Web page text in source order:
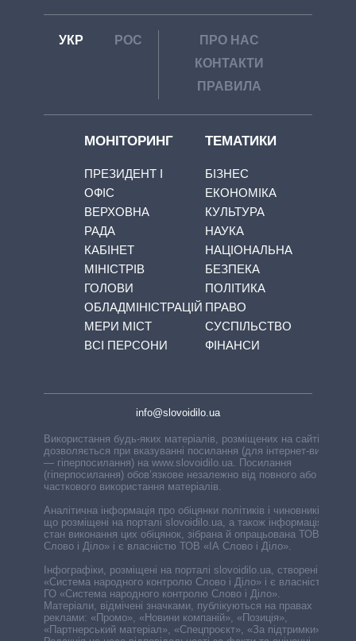
УКР РОС
ПРО НАС
КОНТАКТИ
ПРАВИЛА
МОНІТОРИНГ
ПРЕЗИДЕНТ І
ОФІС
ВЕРХОВНА
РАДА
КАБІНЕТ
МІНІСТРІВ
ГОЛОВИ
ОБЛАДМІНІСТРАЦІЙ
МЕРИ МІСТ
ВСІ ПЕРСОНИ
ТЕМАТИКИ
БІЗНЕС
ЕКОНОМІКА
КУЛЬТУРА
НАУКА
НАЦІОНАЛЬНА
БЕЗПЕКА
ПОЛІТИКА
ПРАВО
СУСПІЛЬСТВО
ФІНАНСИ
info@slovoidilo.ua
Використання будь-яких матеріалів, розміщених на сайті,
дозволяється при вказуванні посилання (для інтернет-видань
— гіперпосилання) на www.slovoidilo.ua. Посилання
(гіперпосилання) обов’язкове незалежно від повного або
часткового використання матеріалів.
Аналітична інформація про обіцянки політиків і чиновників,
що розміщені на порталі slovoidilo.ua, а також інформація про
стан виконання цих обіцянок, зібрана й опрацьована ТОВ «ІА
Слово і Діло» і є власністю ТОВ «ІА Слово і Діло».
Інфографіки, розміщені на порталі slovoidilo.ua, створені ГО
«Система народного контролю Слово і Діло» і є власністю
ГО «Система народного контролю Слово і Діло».
Матеріали, відмічені значками, публікуються на правах
реклами: «Промо», «Новини компаній», «Позиція»,
«Партнерський матеріал», «Спецпроєкт», «За підтримки».